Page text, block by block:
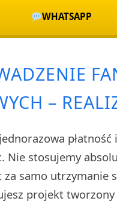
WHATSAPP
–
Nie stosujemy
za samo
projekt